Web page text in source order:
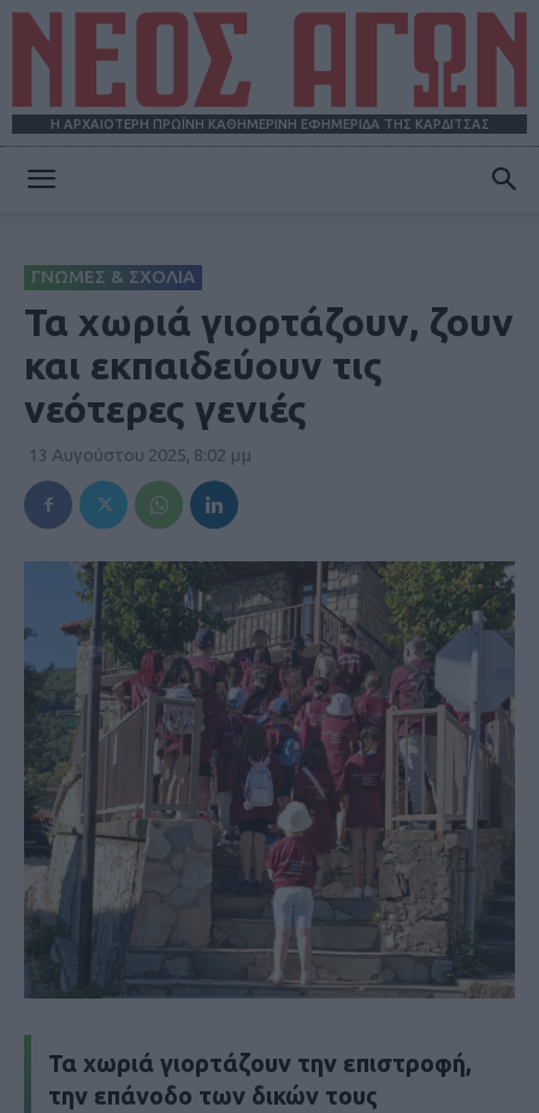
Η ΑΡΧΑΙΟΤΕΡΗ ΠΡΩΪΝΗ ΚΑΘΗΜΕΡΙΝΗ ΕΦΗΜΕΡΙΔΑ ΤΗΣ ΚΑΡΔΙΤΣΑΣ
ΓΝΩΜΕΣ & ΣΧΟΛΙΑ
Τα χωριά γιορτάζουν, ζουν
και εκπαιδεύουν τις
νεότερες γενιές
13 Αυγούστου 2025, 8:02 μμ
Τα χωριά γιορτάζουν την επιστροφή,
την επάνοδο των δικών τους